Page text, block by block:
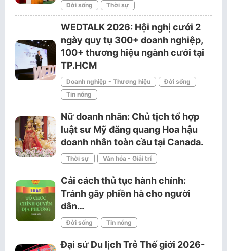
Đời sống Thời sự
WEDTALK 2026: Hội nghị cưới 2
ngày quy tụ 300+ doanh nghiệp,
100+ thương hiệu ngành cưới tại
TP.HCM
Doanh nghiệp - Thương hiệu
Đời sống
Tin nóng
Nữ doanh nhân: Chủ tịch tổ hợp
luật sư Mỹ đăng quang Hoa hậu
doanh nhân toàn cầu tại Canada.
Thời sự Văn hóa - Giải trí
Cải cách thủ tục hành chính:
Tránh gây phiền hà cho người
dân…
Đời sống Tin nóng
Đại sứ Du lịch Trẻ Thế giới 2026-